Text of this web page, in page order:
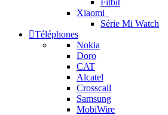
Fitbit
Xiaomi
Série Mi Watch
Téléphones
Nokia
Doro
CAT
Alcatel
Crosscall
Samsung
MobiWire